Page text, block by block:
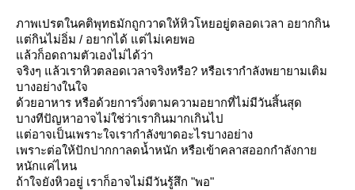
ภาพเปรตในคติพุทธมักถูกวาดให้หิวโหยอยู่ตลอดเวลา อยากกิน
ต่กินไม่อิ่ม / อยากได้ แต่ไม่เคยพอ
ล้วก็อดถามตัวเองไม่ได้ว่า
จริงๆ แล้วเราหิวตลอดเวลาจริงหรือ? หรือเรากำลังพยายามเติม
บางอย่างในใจ
ด้วยอาหาร หรือด้วยการวิ่งตามความอยากที่ไม่มีวันสิ้นสุด
บางทีปัญหาอาจไม่ใช่ว่าเรากินมากเกินไป
ต่อาจเป็นเพราะใจเรากำลังขาดอะไรบางอย่าง
เพราะต่อให้ปักปากกาลดน้ำหนัก หรือเข้าคลาสออกกำลังกา
หนักแค่ไหน
ถ้าใจยังหิวอยู่ เราก็อาจไม่มีวันรู้สึก "พอ"